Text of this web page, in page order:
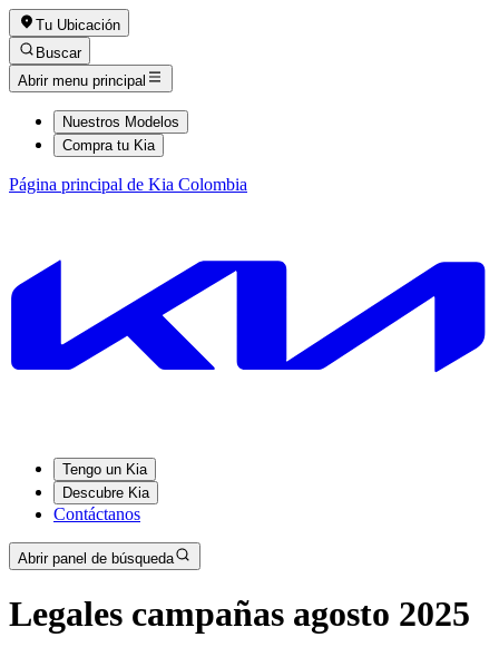
Tu Ubicación
Buscar
Abrir menu principal
Nuestros Modelos
Compra tu Kia
Página principal de Kia Colombia
Tengo un Kia
Descubre Kia
Contáctanos
Abrir panel de búsqueda
Legales campañas agosto 2025